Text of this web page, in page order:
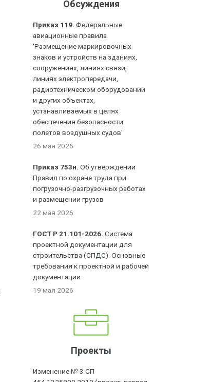
Обсуждения
Приказ 119. Федеральные
авиационные правила
'Размещение маркировочных
знаков и устройств на зданиях,
сооружениях, линиях связи,
линиях электропередачи,
радиотехническом оборудовании
и других объектах,
устанавливаемых в целях
обеспечения безопасности
полетов воздушных судов'
26 мая 2026
Приказ 753н. Об утверждении
Правил по охране труда при
погрузочно-разгрузочных работах
и размещении грузов
22 мая 2026
ГОСТ Р 21.101-2026. Система
проектной документации для
строительства (СПДС). Основные
требования к проектной и рабочей
документации
19 мая 2026
Проекты
Изменение № 3 СП